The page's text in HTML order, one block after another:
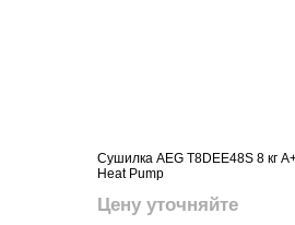
Сушилка AEG T8DEE48S 8 кг
Heat Pump
Цену уточняйте